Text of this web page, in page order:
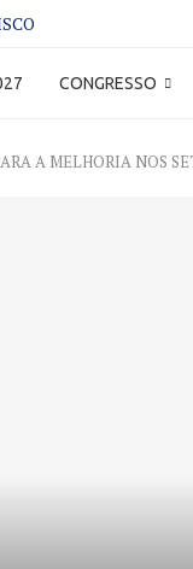
CONGRESSO
A MELHORIA NOS